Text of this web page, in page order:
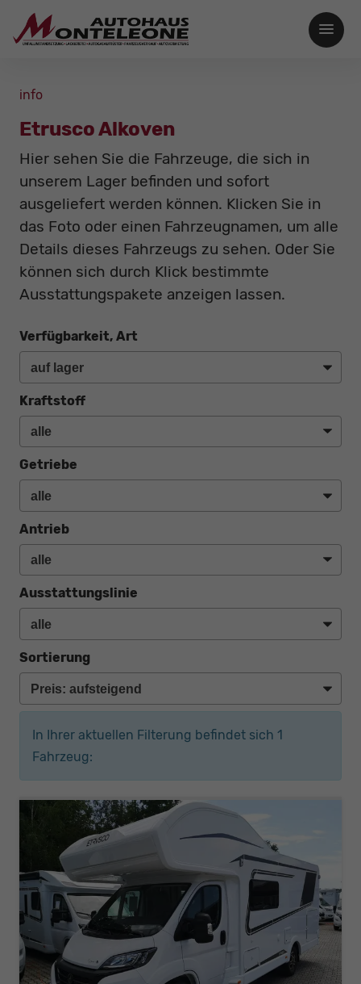
info
Etrusco Alkoven
Hier sehen Sie die Fahrzeuge, die sich in
unserem Lager befinden und sofort
ausgeliefert werden können. Klicken Sie in
das Foto oder einen Fahrzeugnamen, um alle
Details dieses Fahrzeugs zu sehen. Oder Sie
können sich durch Klick bestimmte
Ausstattungspakete anzeigen lassen.
Verfügbarkeit, Art
Kraftstoff
Getriebe
Antrieb
Ausstattungslinie
Sortierung
In Ihrer aktuellen Filterung befindet sich 1
Fahrzeug: